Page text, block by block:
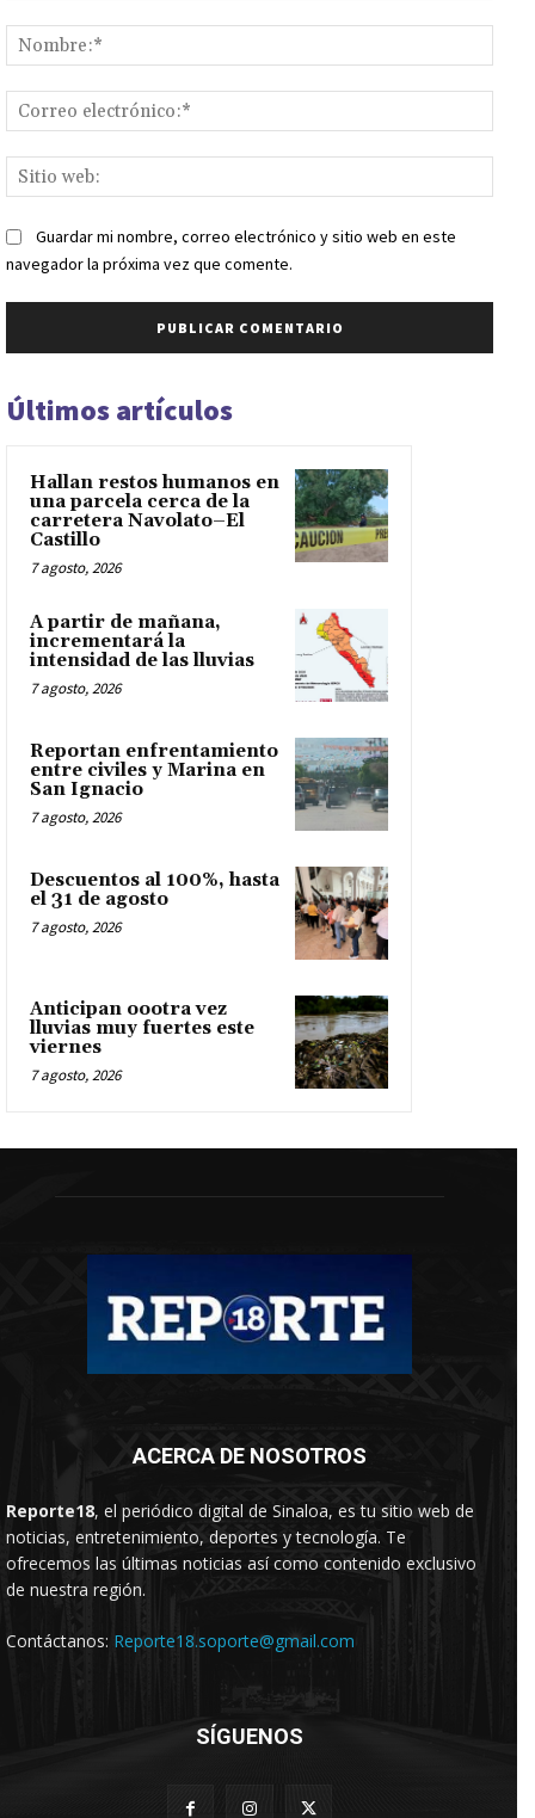
web:
Guardar mi nombre, correo electrónico y sitio web en este
navegador la próxima vez que comente.
Últimos artículos
Hallan restos humanos en
una parcela cerca de la
carretera Navolato–El
Castillo
7 agosto, 2026
A partir de mañana,
incrementará la
intensidad de las lluvias
7 agosto, 2026
Reportan enfrentamiento
entre civiles y Marina en
San Ignacio
7 agosto, 2026
Descuentos al 100%, hasta
el 31 de agosto
7 agosto, 2026
Anticipan oootra vez
lluvias muy fuertes este
viernes
7 agosto, 2026
ACERCA DE NOSOTROS
Reporte18, el periódico digital de Sinaloa, es tu sitio web de
noticias, entretenimiento, deportes y tecnología. Te
ofrecemos las últimas noticias así como contenido exclusivo
de nuestra región.
Contáctanos: Reporte18.soporte@gmail.com
SÍGUENOS